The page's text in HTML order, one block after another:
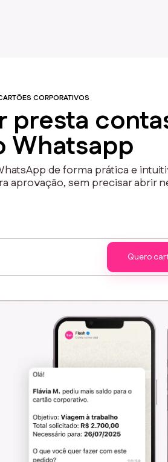
CORPORATIVOS
presta
Whatsapp
de forma prática e
aprovação, sem precisar abrir
Quero